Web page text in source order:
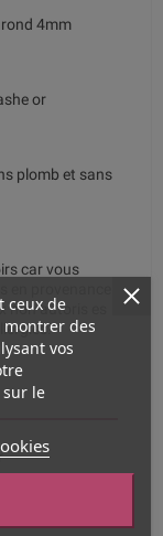
4mm
or
plomb et sans
car vous
non autoris es
ceux de
des
vos
le